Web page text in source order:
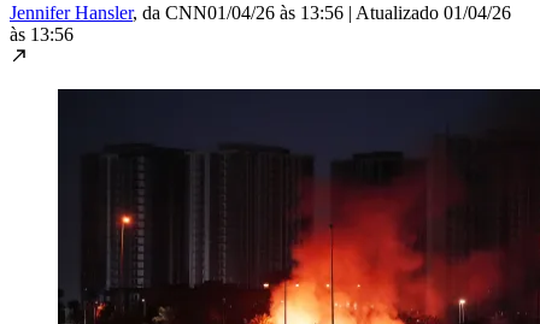
Jennifer Hansler, da CNN01/04/26 às 13:56 | Atualizado 01/04/26
às 13:56